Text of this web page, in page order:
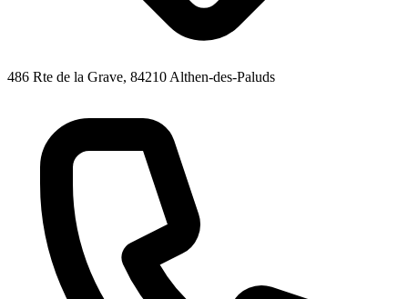
486 Rte de la Grave, 84210 Althen-des-Paluds